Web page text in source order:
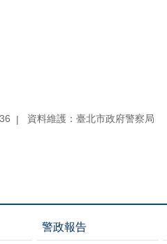
資料維護：臺北市政府警察局
警政報告